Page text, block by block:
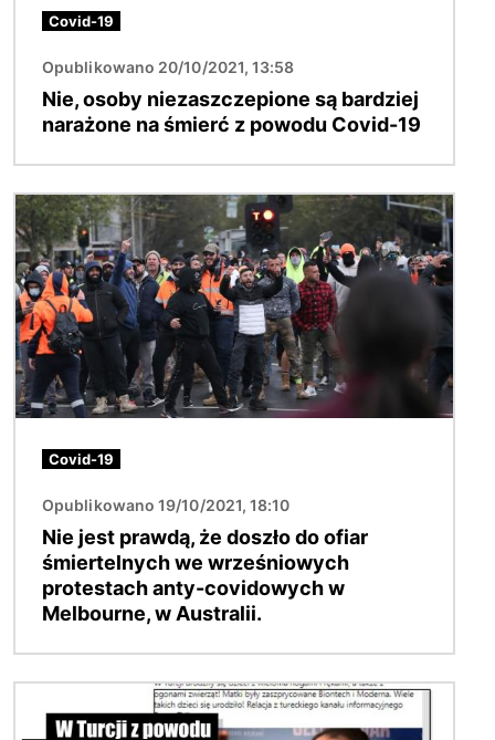
Covid-19
Opublikowano 20/10/2021, 13:58
Nie, osoby niezaszczepione są bardziej
narażone na śmierć z powodu Covid-19
Obraz
Covid-19
Opublikowano 19/10/2021, 18:10
Nie jest prawdą, że doszło do ofiar
śmiertelnych we wrześniowych
protestach anty-covidowych w
Melbourne, w Australii.